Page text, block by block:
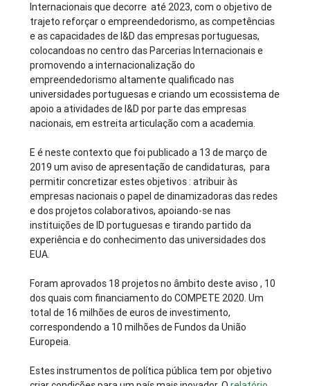
Internacionais que decorre até 2023, com o objetivo de
trajeto reforçar o empreendedorismo, as competências
e as capacidades de I&D das empresas portuguesas,
colocandoas no centro das Parcerias Internacionais e
promovendo a internacionalização do
empreendedorismo altamente qualificado nas
universidades portuguesas e criando um ecossistema de
apoio a atividades de I&D por parte das empresas
nacionais, em estreita articulação com a academia.
E é neste contexto que foi publicado a 13 de março de
2019 um aviso de apresentação de candidaturas, para
permitir concretizar estes objetivos : atribuir às
empresas nacionais o papel de dinamizadoras das redes
e dos projetos colaborativos, apoiando-se nas
instituições de ID portuguesas e tirando partido da
experiência e do conhecimento das universidades dos
EUA.
Foram aprovados 18 projetos no âmbito deste aviso , 10
dos quais com financiamento do COMPETE 2020. Um
total de 16 milhões de euros de investimento,
correspondendo a 10 milhões de Fundos da União
Europeia.
Estes instrumentos de política pública tem por objetivo